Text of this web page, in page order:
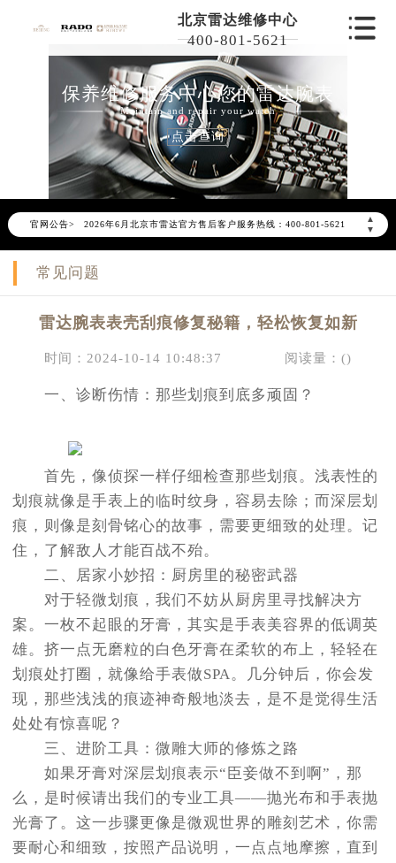
北京雷达维修中心
400-801-5621
保养维修服务中心您的雷达腕表
Maintain and repair your watch
点击查询
官网公告>
▲
▼
2026年6月雷达北京市售后服务网络优化升级公告
2026年6月北京市雷达官方售后客户服务热线：400-801-5621
2026年6月雷达售后服务中心最新网点地址：
北京市朝阳区建国门外大街甲6号华熙国际中心D座11层1102室雷达售后服务中心（需提前预约）
常见问题
雷达腕表表壳刮痕修复秘籍，轻松恢复如新
时间：2024-10-14 10:48:37 阅读量：()
一、诊断伤情：那些划痕到底多顽固？
首先，像侦探一样仔细检查那些划痕。浅表性的
划痕就像是手表上的临时纹身，容易去除；而深层划
痕，则像是刻骨铭心的故事，需要更细致的处理。记
住，了解敌人才能百战不殆。
二、居家小妙招：厨房里的秘密武器
对于轻微划痕，我们不妨从厨房里寻找解决方
案。一枚不起眼的牙膏，其实是手表美容界的低调英
雄。挤一点无磨粒的白色牙膏在柔软的布上，轻轻在
划痕处打圈，就像给手表做SPA。几分钟后，你会发
现，那些浅浅的痕迹神奇般地淡去，是不是觉得生活
处处有惊喜呢？
三、进阶工具：微雕大师的修炼之路
如果牙膏对深层划痕表示“臣妾做不到啊”，那
么，是时候请出我们的专业工具——抛光布和手表抛
光膏了。这一步骤更像是微观世界的雕刻艺术，你需
要耐心和细致，按照产品说明，一点点地摩擦，直到